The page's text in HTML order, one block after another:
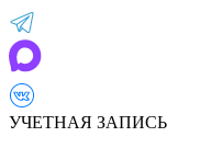
УЧЕТНАЯ ЗАПИСЬ